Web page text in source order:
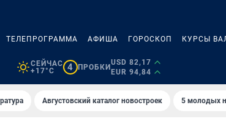
ТЕЛЕПРОГРАММА АФИША ГОРОСКОП КУРСЫ
СЕЙЧАС
+17°C
4 ПРОБКИ
USD 82,17
EUR 94,84
Августовский каталог новостроек 5 молодых